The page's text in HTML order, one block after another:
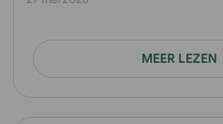
MEER LEZEN